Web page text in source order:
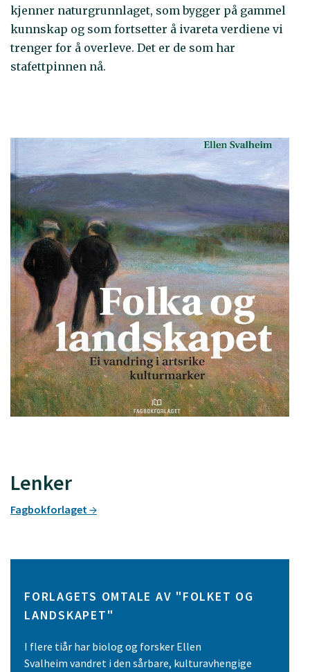
kjenner naturgrunnlaget, som bygger på gammel
kunnskap og som fortsetter å ivareta verdiene vi
trenger for å overleve. Det er de som har
stafettpinnen nå.
Lenker
Fagbokforlaget
FORLAGETS OMTALE AV "FOLKET OG
LANDSKAPET"
I flere tiår har biolog og forsker Ellen
Svalheim vandret i den sårbare, kulturavhengige